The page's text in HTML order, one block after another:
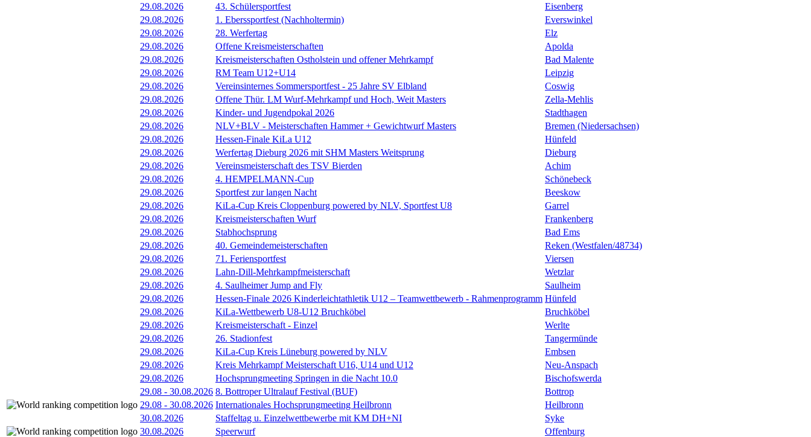
29.08.2026
43. Schülersportfest
Eisenberg
29.08.2026
1. Eberssportfest (Nachholtermin)
Everswinkel
29.08.2026
28. Werfertag
Elz
29.08.2026
Offene Kreismeisterschaften
Apolda
29.08.2026
Kreismeisterschaften Ostholstein und offener Mehrkampf
Bad Malente
29.08.2026
RM Team U12+U14
Leipzig
29.08.2026
Vereinsinternes Sommersportfest - 25 Jahre SV Elbland
Coswig
29.08.2026
Offene Thür. LM Wurf-Mehrkampf und Hoch, Weit Masters
Zella-Mehlis
29.08.2026
Kinder- und Jugendpokal 2026
Stadthagen
29.08.2026
NLV+BLV - Meisterschaften Hammer + Gewichtwurf Masters
Bremen (Niedersachsen)
29.08.2026
Hessen-Finale KiLa U12
Hünfeld
29.08.2026
Werfertag Dieburg 2026 mit SHM Masters Weitsprung
Dieburg
29.08.2026
Vereinsmeisterschaft des TSV Bierden
Achim
29.08.2026
4. HEMPELMANN-Cup
Schönebeck
29.08.2026
Sportfest zur langen Nacht
Beeskow
29.08.2026
KiLa-Cup Kreis Cloppenburg powered by NLV, Sportfest U8
Garrel
29.08.2026
Kreismeisterschaften Wurf
Frankenberg
29.08.2026
Stabhochsprung
Bad Ems
29.08.2026
40. Gemeindemeisterschaften
Reken (Westfalen/48734)
29.08.2026
71. Feriensportfest
Viersen
29.08.2026
Lahn-Dill-Mehrkampfmeisterschaft
Wetzlar
29.08.2026
4. Saulheimer Jump and Fly
Saulheim
29.08.2026
Hessen-Finale 2026 Kinderleichtathletik U12 – Teamwettbewerb - Rahmenprogramm Hünfeld
29.08.2026
KiLa-Wettbewerb U8-U12 Bruchköbel
Bruchköbel
29.08.2026
Kreismeisterschaft - Einzel
Werlte
29.08.2026
26. Stadionfest
Tangermünde
29.08.2026
KiLa-Cup Kreis Lüneburg powered by NLV
Embsen
29.08.2026
Kreis Mehrkampf Meisterschaft U16, U14 und U12
Neu-Anspach
29.08.2026
Hochsprungmeeting Springen in die Nacht 10.0
Bischofswerda
29.08 - 30.08.2026 8. Bottroper Ultralauf Festival (BUF)
Bottrop
29.08 - 30.08.2026 Internationales Hochsprungmeeting Heilbronn
Heilbronn
30.08.2026
Staffeltag u. Einzelwettbewerbe mit KM DH+NI
Syke
30.08.2026
Speerwurf
Offenburg